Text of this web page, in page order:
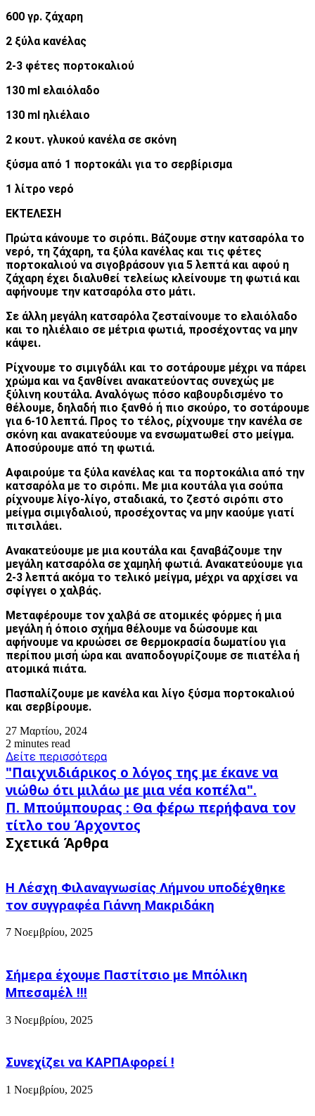
600 γρ. ζάχαρη
2 ξύλα κανέλας
2-3 φέτες πορτοκαλιού
130 ml ελαιόλαδο
130 ml ηλιέλαιο
2 κουτ. γλυκού κανέλα σε σκόνη
ξύσμα από 1 πορτοκάλι για το σερβίρισμα
1 λίτρο νερό
ΕΚΤΕΛΕΣΗ
Πρώτα κάνουμε το σιρόπι. Βάζουμε στην κατσαρόλα το
νερό, τη ζάχαρη, τα ξύλα κανέλας και τις φέτες
πορτοκαλιού να σιγοβράσουν για 5 λεπτά και αφού η
ζάχαρη έχει διαλυθεί τελείως κλείνουμε τη φωτιά και
αφήνουμε την κατσαρόλα στο μάτι.
Σε άλλη μεγάλη κατσαρόλα ζεσταίνουμε το ελαιόλαδο
και το ηλιέλαιο σε μέτρια φωτιά, προσέχοντας να μην
κάψει.
Ρίχνουμε το σιμιγδάλι και το σοτάρουμε μέχρι να πάρει
χρώμα και να ξανθίνει ανακατεύοντας συνεχώς με
ξύλινη κουτάλα. Αναλόγως πόσο καβουρδισμένο το
θέλουμε, δηλαδή πιο ξανθό ή πιο σκούρο, το σοτάρουμε
για 6-10 λεπτά. Προς το τέλος, ρίχνουμε την κανέλα σε
σκόνη και ανακατεύουμε να ενσωματωθεί στο μείγμα.
Αποσύρουμε από τη φωτιά.
Αφαιρούμε τα ξύλα κανέλας και τα πορτοκάλια από την
κατσαρόλα με το σιρόπι. Με μια κουτάλα για σούπα
ρίχνουμε λίγο-λίγο, σταδιακά, το ζεστό σιρόπι στο
μείγμα σιμιγδαλιού, προσέχοντας να μην καούμε γιατί
πιτσιλάει.
Ανακατεύουμε με μια κουτάλα και ξαναβάζουμε την
μεγάλη κατσαρόλα σε χαμηλή φωτιά. Ανακατεύουμε για
2-3 λεπτά ακόμα το τελικό μείγμα, μέχρι να αρχίσει να
σφίγγει ο χαλβάς.
Μεταφέρουμε τον χαλβά σε ατομικές φόρμες ή μια
μεγάλη ή όποιο σχήμα θέλουμε να δώσουμε και
αφήνουμε να κρυώσει σε θερμοκρασία δωματίου για
περίπου μισή ώρα και αναποδογυρίζουμε σε πιατέλα ή
ατομικά πιάτα.
Πασπαλίζουμε με κανέλα και λίγο ξύσμα πορτοκαλιού
και σερβίρουμε.
27 Μαρτίου, 2024
2 minutes read
Δείτε περισσότερα
"Παιχνιδιάρικος
ο
λόγος
της
με
έκανε
να
μιλάω
με
νέα
"Παιχνιδιάρικος ο λόγος της με έκανε να
νιώθω ότι μιλάω με μια νέα κοπέλα".
Π.
Μπούμπουρας
:
Θα
τον
τίτλο
του
Άρχοντος
Π. Μπούμπουρας : Θα φέρω περήφανα τον
τίτλο του Άρχοντος
Σχετικά Άρθρα
Η Λέσχη Φιλαναγνωσίας Λήμνου υποδέχθηκε
τον συγγραφέα Γιάννη Μακριδάκη
7 Νοεμβρίου, 2025
Σήμερα έχουμε Παστίτσιο με Μπόλικη
Μπεσαμέλ !!!
3 Νοεμβρίου, 2025
Συνεχίζει να ΚΑΡΠΑφορεί !
1 Νοεμβρίου, 2025